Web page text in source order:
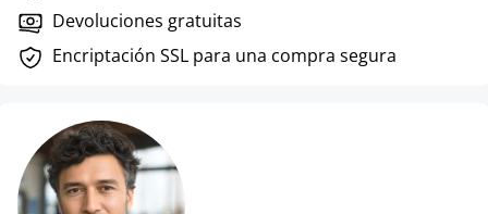
Devoluciones gratuitas
Encriptación SSL para una compra segura